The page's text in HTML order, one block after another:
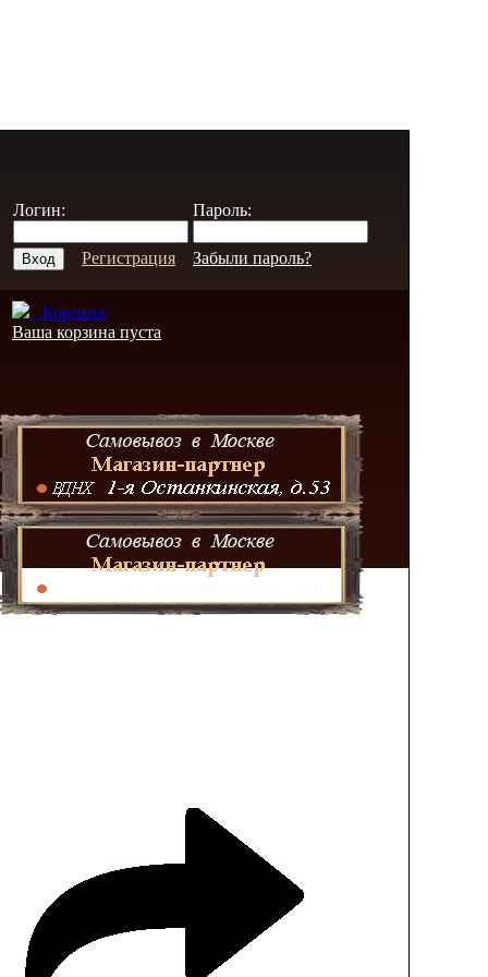
Логин: Пароль:
Регистрация Забыли пароль?
Корзина:
Ваша корзина пуста